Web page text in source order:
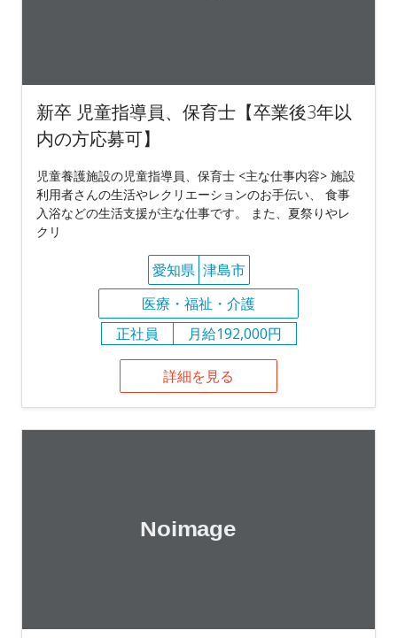
新卒 児童指導員、保育士【卒業後3年以
内の方応募可】
児童養護施設の児童指導員、保育士 <主な仕事内容> 施設
利用者さんの生活やレクリエーションのお手伝い、 食事
入浴などの生活支援が主な仕事です。 また、夏祭りやレ
クリ
愛知県 津島市
医療・福祉・介護
正社員
月給192,000円
詳細を見る